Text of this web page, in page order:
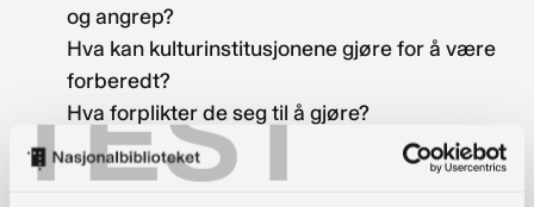
TEST
og angrep?
Hva kan kulturinstitusjonene gjøre for å være
forberedt?
Hva forplikter de seg til å gjøre?
På seminaret skal spørsmålene ovenfor sees